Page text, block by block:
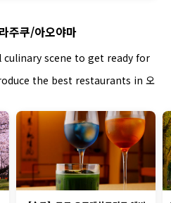
주쿠/아오야마
scene to get ready for
the best restaurants in 오